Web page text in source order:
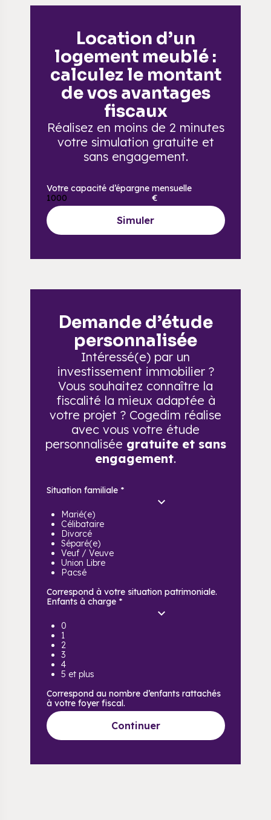
Location d’un
logement meublé :
calculez le montant
de vos avantages
fiscaux
Réalisez en moins de 2 minutes
votre simulation gratuite et
sans engagement.
Votre capacité d’épargne mensuelle
€
Simuler
Demande d’étude
personnalisée
Intéressé(e) par un
investissement immobilier ?
Vous souhaitez connaître la
fiscalité la mieux adaptée à
votre projet ? Cogedim réalise
avec vous votre étude
personnalisée gratuite et sans
engagement.
Situation familiale *
Marié(e)
Célibataire
Divorcé
Séparé(e)
Veuf / Veuve
Union Libre
Pacsé
Correspond à votre situation patrimoniale.
Enfants à charge *
0
1
2
3
4
5 et plus
Correspond au nombre d’enfants rattachés
à votre foyer fiscal.
Continuer